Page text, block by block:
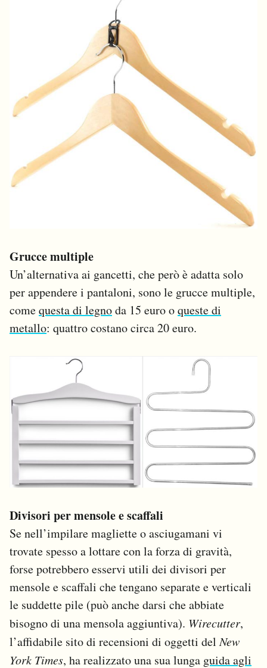
Grucce multiple
Un’alternativa ai gancetti, che però è adatta solo
per appendere i pantaloni, sono le grucce multiple,
comequesta di legnoda 15 euro oqueste di
metallo: quattro costano circa 20 euro.
Divisori per mensole e scaffali
Se nell’impilare magliette o asciugamani vi
trovate spesso a lottare con la forza di gravità,
forse potrebbero esservi utili dei divisori per
mensole e scaffali che tengano separate e verticali
le suddette pile (può anche darsi che abbiate
bisogno di una mensola aggiuntiva). Wirecutter,
l’affidabile sito di recensioni di oggetti delNew
York Times, ha realizzato una sua lunga guida agli